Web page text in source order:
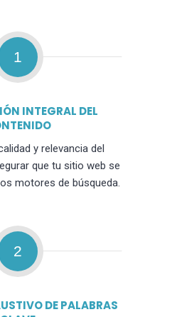
1
INTEGRAL DEL
y relevancia del
que tu sitio web se
motores de búsqueda.
2
DE PALABRAS